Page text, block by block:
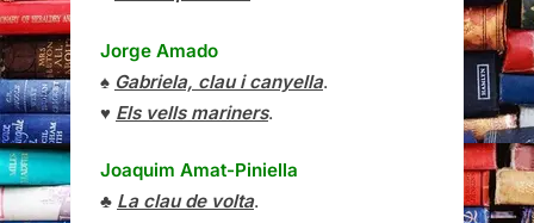
Jorge Amado
♠ Gabriela, clau i canyella.
♥ Els vells mariners.
Joaquim Amat-Piniella
♣ La clau de volta.